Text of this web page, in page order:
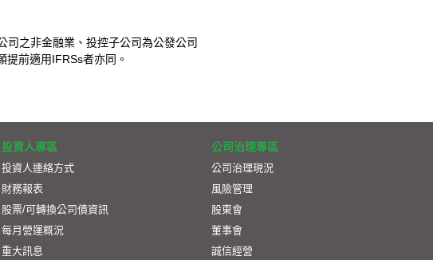
之非金融業、投控子公司為公發公司
前適用IFRSs者亦同。
投資人專區
投資人連絡方式
財務報表
股票/可轉換公司債資訊
每月營運概況
重大訊息
公司治理專區
公司治理現況
風險管理
股東會
董事會
誠信經營